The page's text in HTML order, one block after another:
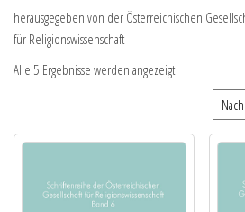
herausgegeben von der Österreichischen
für Religionswissenschaft
Alle 5 Ergebnisse werden angezeigt